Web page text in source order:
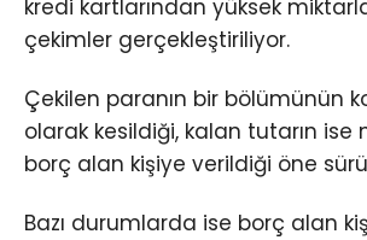
kredi kartlarından yüksek
çekimler gerçekleştiriliyor.
Çekilen paranın bir bölümünün
olarak kesildiği, kalan tutarın ise
borç alan kişiye verildiği öne
Bazı durumlarda ise borç alan